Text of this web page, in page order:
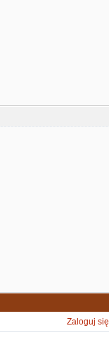
Zaloguj się